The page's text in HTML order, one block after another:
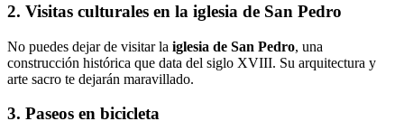
2. Visitas culturales en la iglesia de San Pedro
No puedes dejar de visitar la iglesia de San Pedro, una
construcción histórica que data del siglo XVIII. Su arquitectura y
arte sacro te dejarán maravillado.
3. Paseos en bicicleta